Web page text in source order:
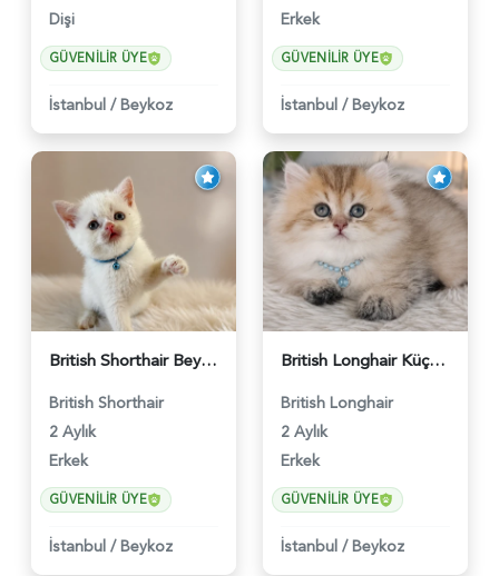
Dişi
GÜVENILIR ÜYE
İstanbul / Beykoz
Erkek
GÜVENILIR ÜYE
İstanbul / Beykoz
British Shorthair Beyaz Pamuksu Yavrumuz - 6419
British Shorthair
2 Aylık
Erkek
GÜVENILIR ÜYE
İstanbul / Beykoz
British Longhair Küçük Prens Yuva Arıyor - 6480
British Longhair
2 Aylık
Erkek
GÜVENILIR ÜYE
İstanbul / Beykoz